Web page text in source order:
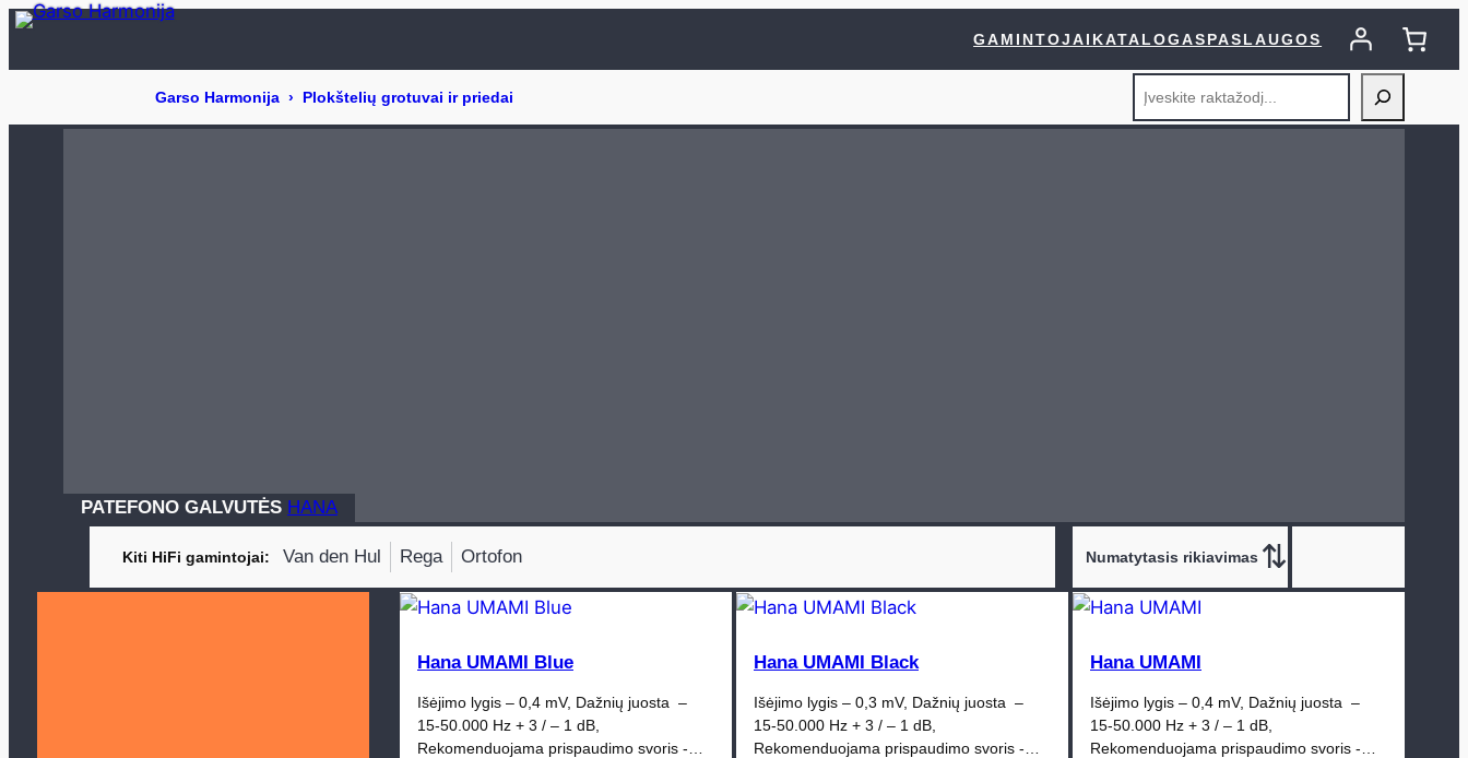
Eiti
GAMINTOJAI KATALOGASPASLAUGOS
PATEFONO GALVUTĖS HANA
Kiti HiFi gamintojai Van den Hul Rega Ortofon
Hana UMAMI Blue
Išėjimo lygis – 0,4 mV, Dažnių juosta –
15-50.000 Hz + 3 / – 1 dB,
Rekomenduojama prispaudimo svoris -…
Hana UMAMI Black
Išėjimo lygis – 0,3 mV, Dažnių juosta –
15-50.000 Hz + 3 / – 1 dB,
Rekomenduojama prispaudimo svoris -…
Hana UMAMI
Išėjimo lygis – 0,4 mV, Dažnių juosta –
15-50.000 Hz + 3 / – 1 dB,
Rekomenduojama prispaudimo svoris -…